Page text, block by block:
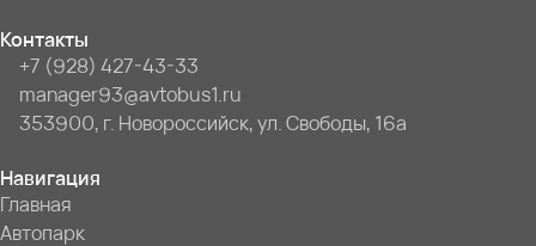
Контакты
+7 (928) 427-43-33
manager93@avtobus1.ru
353900, г. Новороссийск, ул. Свободы, 16а
Навигация
Главная
Автопарк